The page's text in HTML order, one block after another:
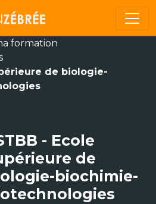
formation
de biologie-
- Ecole
de
biochimie-